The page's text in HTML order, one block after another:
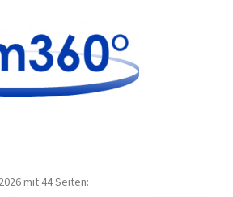
mit 44 Seiten: